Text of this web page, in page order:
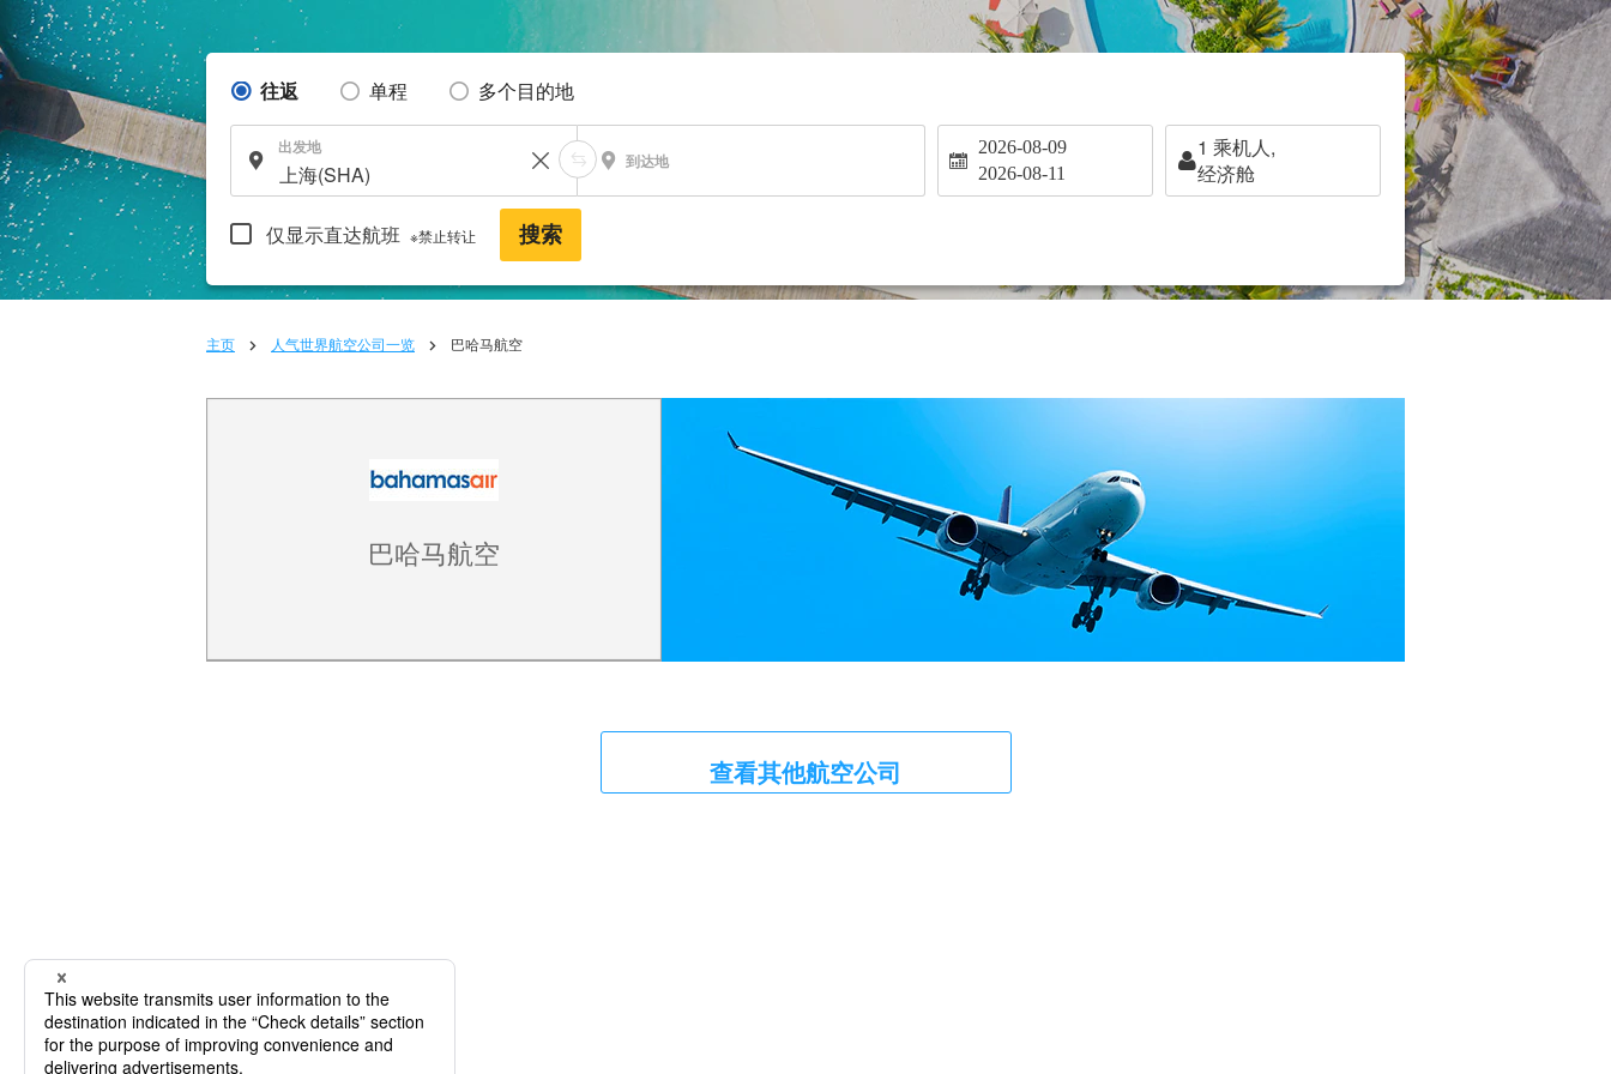
往返 单程 多个目的地
出发地
到达地
2026-08-09
2026-08-11
1 乘机人,
经济舱
仅显示直达航班 ※禁止转让 搜索
主页 人气世界航空公司一览 巴哈马航空
巴哈马航空
查看其他航空公司